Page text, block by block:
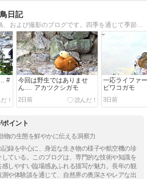
日記
#
今回は野生ではありませ
ん.... アカツクシガモ
2日前
一応ライファ
ビワコガモ
3日前
ポイント
物の生態を鮮やかに伝える洞察力
録を中心に、身近な生き物の様子や航空機の珍
している。このブログは、専門的な技術や知識を
しやすい臨場感あふれる描写が魅力。長年の観
や体験談を通じて、自然界の奥深さやレアな出